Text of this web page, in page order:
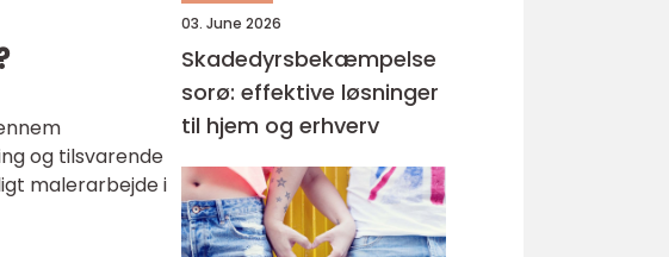
og tilsvarende
malerarbejde i
03. June 2026
Skadedyrsbekæmpelse
sorø: effektive løsninger
til hjem og erhverv